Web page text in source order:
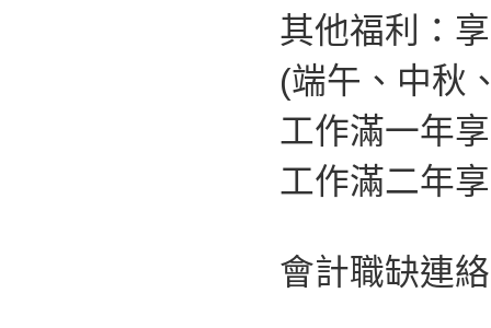
其他福利：
(端午、中秋
工作滿一年
工作滿二年
會計職缺連